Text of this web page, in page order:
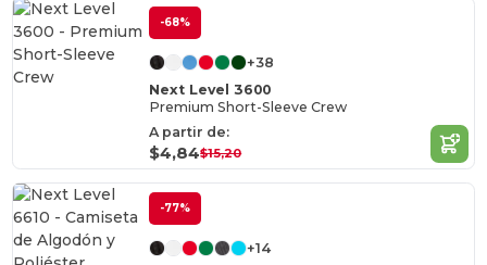
-68%
+38
Next Level 3600
Premium Short-Sleeve Crew
A partir de:
$4,84$15,20
-77%
+14